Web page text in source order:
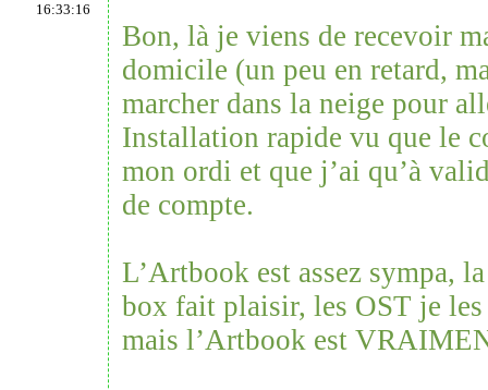
16:33:16
Bon, là je viens de recevoir
domicile (un peu en retard,
marcher dans la neige pour
Installation rapide vu que le
mon ordi et que j’ai qu’à
de compte.
L’Artbook est assez sympa,
box fait plaisir, les OST je
mais l’Artbook est